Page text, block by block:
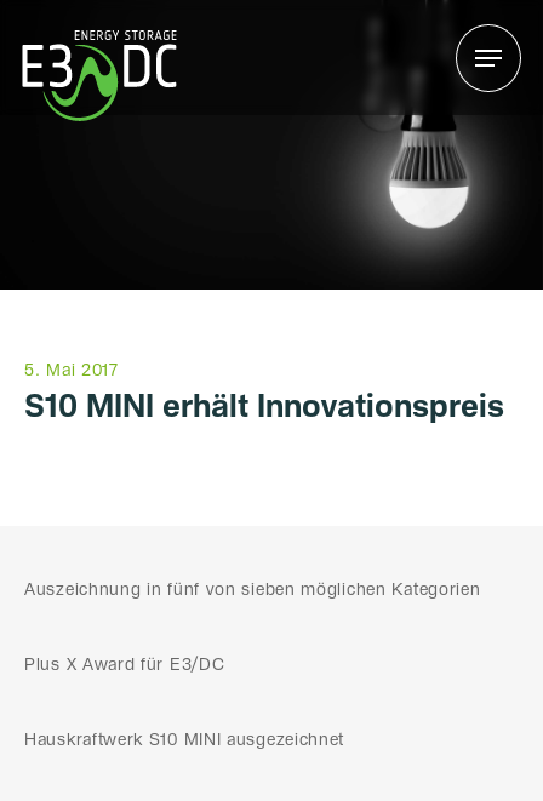
Menu
5. Mai 2017
S10 MINI erhält Innovationspreis
Auszeichnung in fünf von sieben möglichen Kategorien
Plus X Award für E3/DC
Hauskraftwerk S10 MINI ausgezeichnet